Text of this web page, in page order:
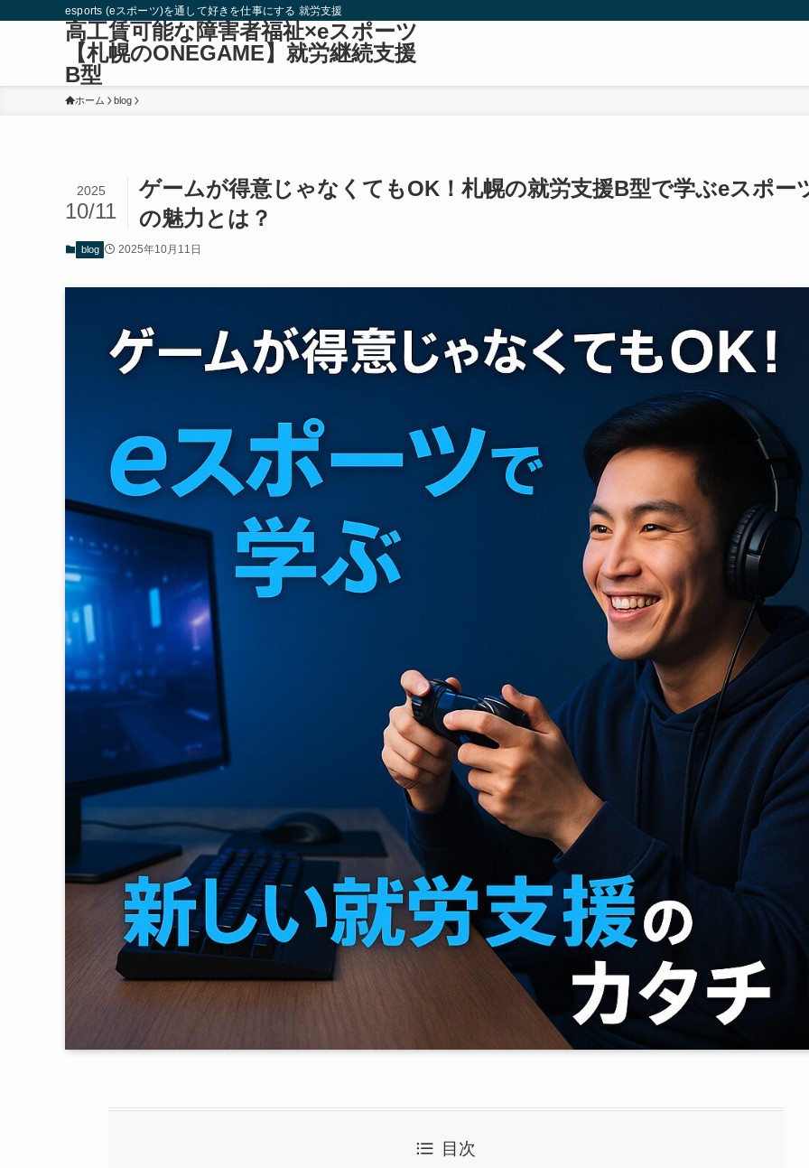
esports (eスポーツ)を通して好きを仕事にする 就労支援
高工賃可能な障害者福祉×eスポーツ
【札幌のONEGAME】就労継続支援
B型
ホーム blog
ゲームが得意じゃなくてもOK！札幌の就労支援B型で学ぶeスポー
の魅力とは？
2025
10/11
blog 2025年10月11日
目次